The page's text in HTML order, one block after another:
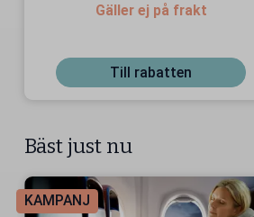
Gäller ej på frakt
Till rabatten
Bäst just nu
KAMPANJ